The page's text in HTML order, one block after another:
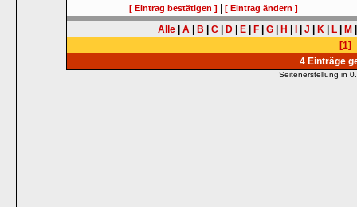
[ Eintrag bestätigen ] |[ Eintrag ändern ]
Alle A B C D E F G H J K L M
[1]
4 Einträge
Seitenerstellung in